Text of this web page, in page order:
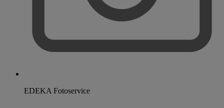
EDEKA Fotoservice